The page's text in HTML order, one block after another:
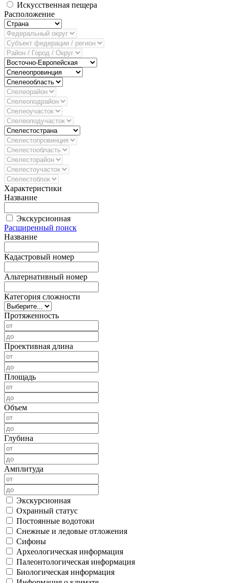
Искусственная пещера
Расположение
Характеристики
Название
Экскурсионная
Расширенный поиск
Название
Кадастровый номер
Альтернативный номер
Категория сложности
Протяженность
Проективная длина
Площадь
Объем
Глубина
Амплитуда
Экскурсионная
Охранный статус
Постоянные водотоки
Снежные и ледовые отложения
Сифоны
Археологическая информация
Палеонтологическая информация
Биологическая информация